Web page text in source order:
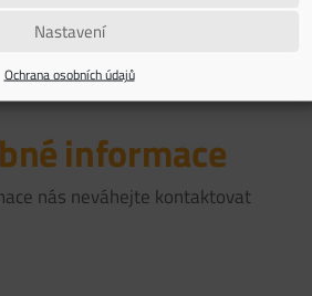
Nastavení
Ochrana osobních údajů
informace
nás neváhejte kontaktovat